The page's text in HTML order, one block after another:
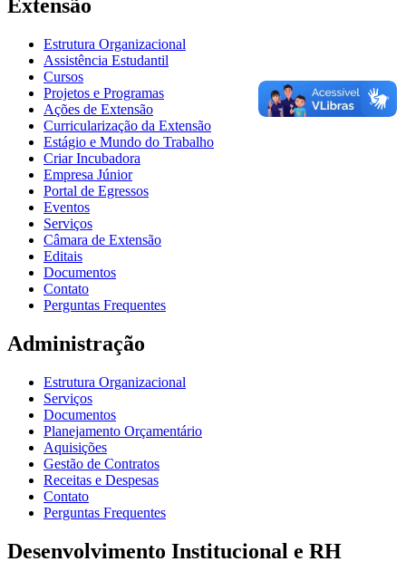
Extensão
Estrutura Organizacional
Assistência Estudantil
Cursos
Projetos e Programas
Ações de Extensão
Curricularização da Extensão
Estágio e Mundo do Trabalho
Criar Incubadora
Empresa Júnior
Portal de Egressos
Eventos
Serviços
Câmara de Extensão
Editais
Documentos
Contato
Perguntas Frequentes
Administração
Estrutura Organizacional
Serviços
Documentos
Planejamento Orçamentário
Aquisições
Gestão de Contratos
Receitas e Despesas
Contato
Perguntas Frequentes
Desenvolvimento Institucional e RH